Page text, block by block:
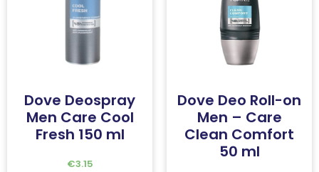
Dove Deospray
Men Care Cool
Fresh 150 ml
€3.15
Dove Deo Roll-on
Men – Care
Clean Comfort
50 ml